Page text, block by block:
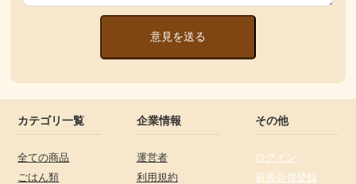
意見を送る
カテゴリ一覧
全ての商品
ごはん類
企業情報
運営者
利用規約
その他
ログイン
新規会員登録